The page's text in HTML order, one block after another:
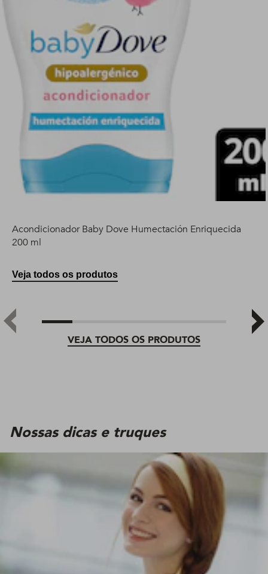
VEJA TODOS OS PRODUTOS
Acondicionador Baby Dove Humectación Enriquecida
200 ml
Veja todos os produtos
Nossas dicas e truques